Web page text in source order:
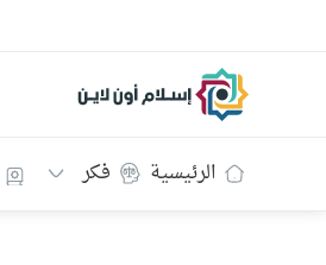
إسلام أون لاين
الرئيسية فكر